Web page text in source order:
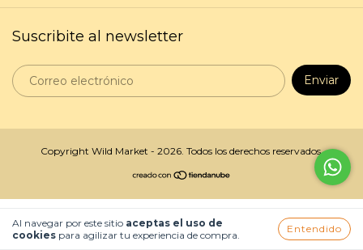
Al navegar por este sitio aceptas el uso de
cookies para agilizar tu experiencia de compra.
Entendido
Suscribite al newsletter
Copyright Wild Market - 2026. Todos los derechos reservados.